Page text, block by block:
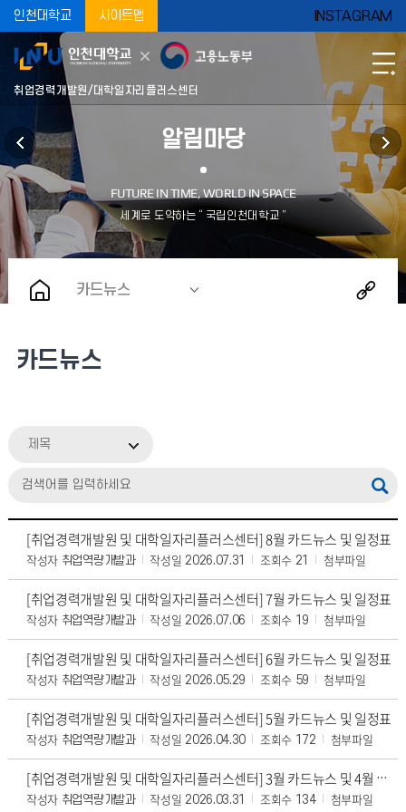
인천대학교 사이트맵 INSTAGRAM
취업경력개발원/대학일자리플러스센터
알림마당
카드뉴스
카드뉴스
제목
[취업경력개발원 및 대학일자리플러스센터] 8월 카드뉴스 및 일정표
작성자 취업역량개발과 작성일 2026.07.31 조회수 21 첨부파일
[취업경력개발원 및 대학일자리플러스센터] 7월 카드뉴스 및 일정표
작성자 취업역량개발과 작성일 2026.07.06 조회수 19 첨부파일
[취업경력개발원 및 대학일자리플러스센터] 6월 카드뉴스 및 일정표
작성자 취업역량개발과 작성일 2026.05.29 조회수 59 첨부파일
[취업경력개발원 및 대학일자리플러스센터] 5월 카드뉴스 및 일정표
작성자 취업역량개발과 작성일 2026.04.30 조회수 172 첨부파일
[취업경력개발원 및 대학일자리플러스센터] 3월 카드뉴스 및 4월 일정표
작성자 취업역량개발과 작성일 2026.03.31 조회수 134 첨부파일